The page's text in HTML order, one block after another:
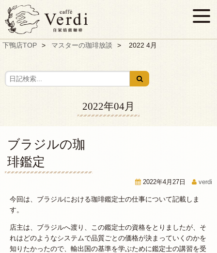
下鴨店TOP マスターの珈琲放談 2022 4月
2022年04月
ブラジルの珈
琲鑑定
2022年4月27日 verdi
今回は、ブラジルにおける珈琲鑑定士の仕事について記載しま
す。
店主は、ブラジルへ渡り、この鑑定士の資格をとりましたが、そ
れはどのようなシステムで品質ごとの価格が決まっていくのかを
知りたかったので、輸出国の基準を学ぶために鑑定士の講習を受